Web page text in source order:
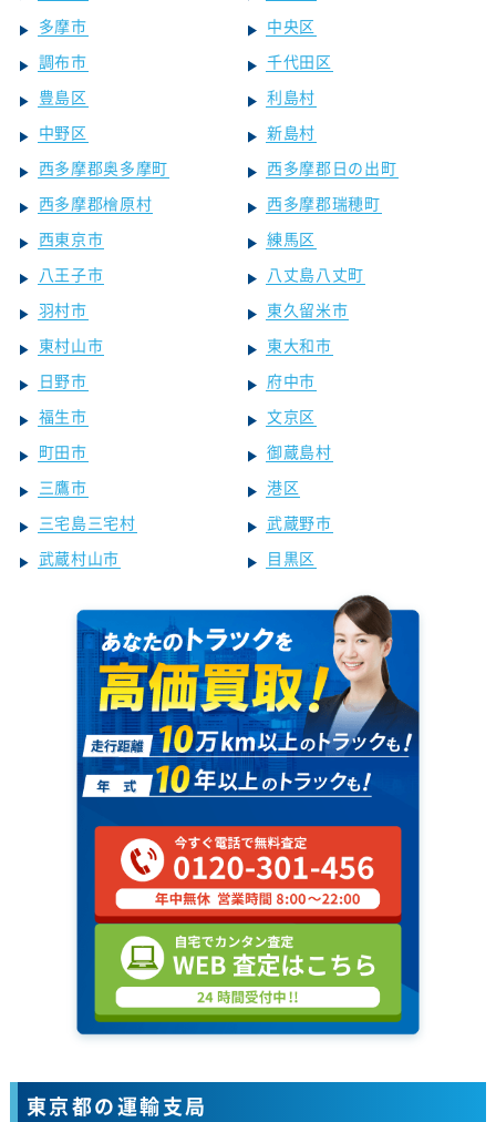
多摩市
中央区
調布市
千代田区
豊島区
利島村
中野区
新島村
西多摩郡奥多摩町
西多摩郡日の出町
西多摩郡檜原村
西多摩郡瑞穂町
西東京市
練馬区
八王子市
八丈島八丈町
羽村市
東久留米市
東村山市
東大和市
日野市
府中市
福生市
文京区
町田市
御蔵島村
三鷹市
港区
三宅島三宅村
武蔵野市
武蔵村山市
目黒区
東京都の運輸支局